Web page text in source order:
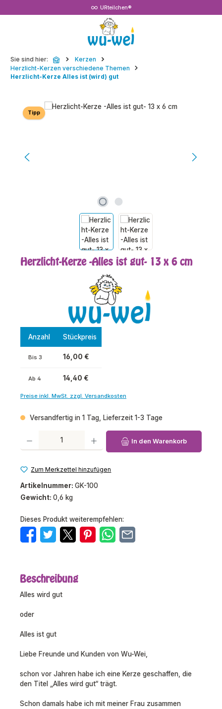
URteilchen®
Sie sind hier:
Kerzen
Herzlicht-Kerzen verschiedene Themen
Herzlicht-Kerze Alles ist (wird) gut
Bildergalerie überspringen
Tipp
Herzlicht-Kerze -Alles ist gut- 13 x 6 cm
Anzahl Stückpreis
Bis 3 16,00 €
Ab 4 14,40 €
Preise inkl. MwSt. zzgl. Versandkosten
Versandfertig in 1 Tag, Lieferzeit 1-3 Tage
Produkt Anzahl: Gib den gewünschten Wert ein oder benutze die
In den Warenkorb
Zum Merkzettel hinzufügen
Artikelnummer: GK-100
Gewicht: 0,6 kg
Dieses Produkt weiterempfehlen:
Beschreibung
Alles wird gut
oder
Alles ist gut
Liebe Freunde und Kunden von Wu-Wei,
schon vor Jahren habe ich eine Kerze geschaffen, die
den Titel „Alles wird gut“ trägt.
Schon damals habe ich mit meiner Frau zusammen